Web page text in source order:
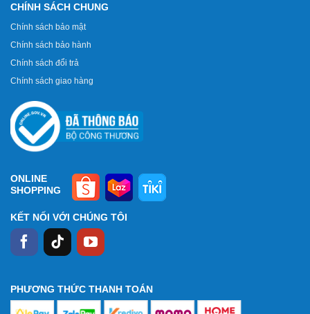
CHÍNH SÁCH CHUNG
Chính sách bảo mật
Chính sách bảo hành
Chính sách đổi trả
Chính sách giao hàng
ONLINE
SHOPPING
KẾT NỐI VỚI CHÚNG TÔI
PHƯƠNG THỨC THANH TOÁN